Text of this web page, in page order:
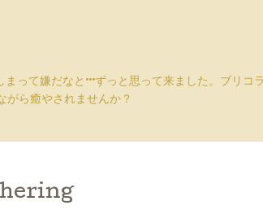
って嫌だなと···ずっと思って来ました。ブリ
ら癒やされませんか？